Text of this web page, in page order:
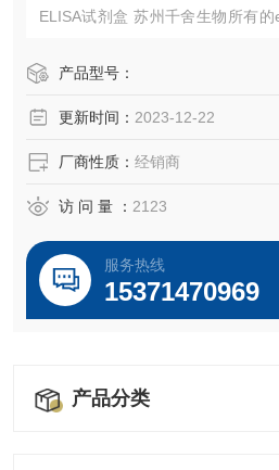
ELISA试剂盒 苏州千舍生物所有的
上门收取样本！全程Elisa实验技术
产品型号：
更新时间： 2023-12-22
厂商性质： 经销商
访 问 量 ： 2123
服务热线
15371470969
产品分类